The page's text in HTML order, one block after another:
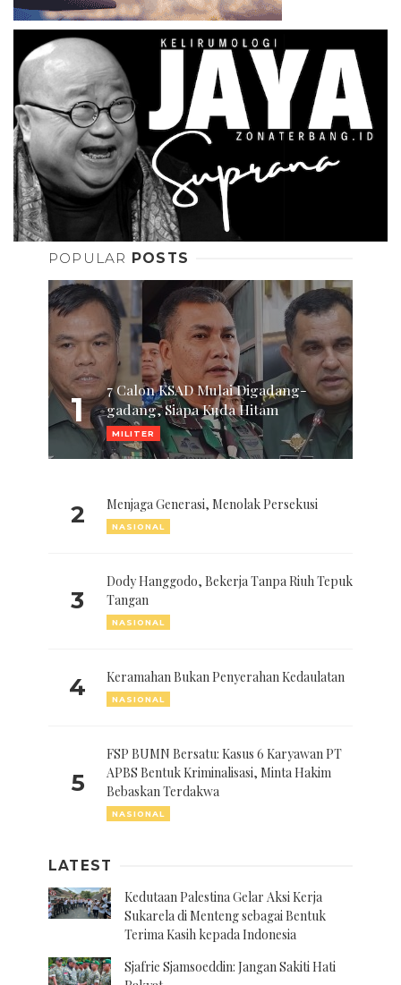
POPULAR POSTS
1
7 Calon KSAD Mulai Digadang-
gadang, Siapa Kuda Hitam
MILITER
2 Menjaga Generasi, Menolak Persekusi
NASIONAL
3
Dody Hanggodo, Bekerja Tanpa Riuh Tepuk
Tangan
NASIONAL
4 Keramahan Bukan Penyerahan Kedaulatan
NASIONAL
5
FSP BUMN Bersatu: Kasus 6 Karyawan PT
APBS Bentuk Kriminalisasi, Minta Hakim
Bebaskan Terdakwa
NASIONAL
LATEST
Kedutaan Palestina Gelar Aksi Kerja
Sukarela di Menteng sebagai Bentuk
Terima Kasih kepada Indonesia
Sjafrie Sjamsoeddin: Jangan Sakiti Hati